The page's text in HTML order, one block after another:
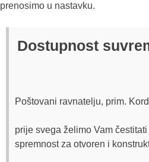
prenosimo u nastavku.
Dostupnost
Poštovani ravnatelju, prim.
prije svega želimo Vam
spremnost za otvoren i